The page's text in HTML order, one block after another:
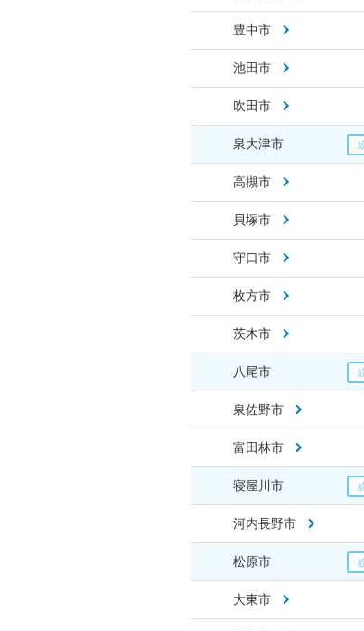
豊中市
池田市
吹田市
泉大津市
高槻市
貝塚市
守口市
枚方市
茨木市
八尾市
泉佐野市
富田林市
寝屋川市
河内長野市
松原市
大東市